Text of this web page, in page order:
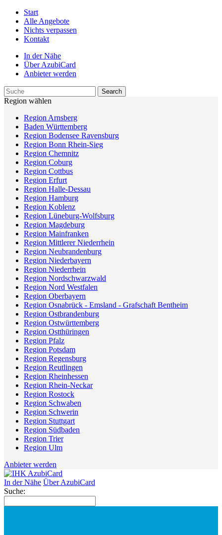
Start
Alle Angebote
Nichts verpassen
Kontakt
In der Nähe
Über AzubiCard
Anbieter werden
Region wählen
Region Arnsberg
Baden Württemberg
Region Bodensee Ravensburg
Region Bonn Rhein-Sieg
Region Chemnitz
Region Coburg
Region Cottbus
Region Erfurt
Region Halle-Dessau
Region Hamburg
Region Koblenz
Region Lüneburg-Wolfsburg
Region Magdeburg
Region Mainfranken
Region Mittlerer Niederrhein
Region Neubrandenburg
Region Niederbayern
Region Niederrhein
Region Nordschwarzwald
Region Nord Westfalen
Region Oberbayern
Region Osnabrück - Emsland - Grafschaft Bentheim
Region Ostbrandenburg
Region Ostwürttemberg
Region Ostthüringen
Region Pfalz
Region Potsdam
Region Regensburg
Region Reutlingen
Region Rheinhessen
Region Rhein-Neckar
Region Rostock
Region Schwaben
Region Schwerin
Region Stuttgart
Region Südbaden
Region Trier
Region Ulm
Anbieter werden
In der Nähe Über AzubiCard
Suche: